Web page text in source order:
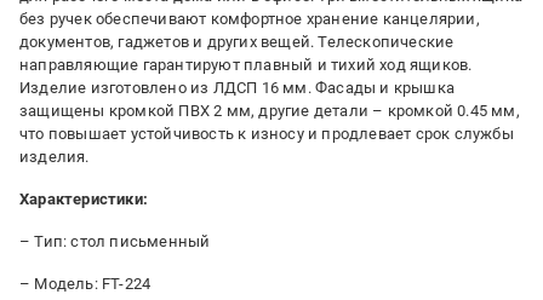
без ручек обеспечивают комфортное хранение канцелярии,
документов, гаджетов и других вещей. Телескопические
направляющие гарантируют плавный и тихий ход ящиков.
Изделие изготовлено из ЛДСП 16 мм. Фасады и крышка
защищены кромкой ПВХ 2 мм, другие детали – кромкой 0.45 мм,
что повышает устойчивость к износу и продлевает срок службы
изделия.
Характеристики:
– Тип: стол письменный
– Модель: FT-224